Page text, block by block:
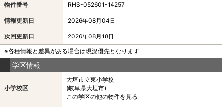
物件番号 RHS-052601-14257
情報更新日 2026年08月04日
次回更新日
2026年08月18日
※各種情報と差異がある場合は現況優先となります
学区情報
小学校区
大垣市立東小学校
(岐阜県大垣市)
この学区の他の物件を見る